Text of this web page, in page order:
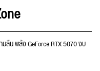
มลื่น พลัง GeForce RTX 5070 งบ